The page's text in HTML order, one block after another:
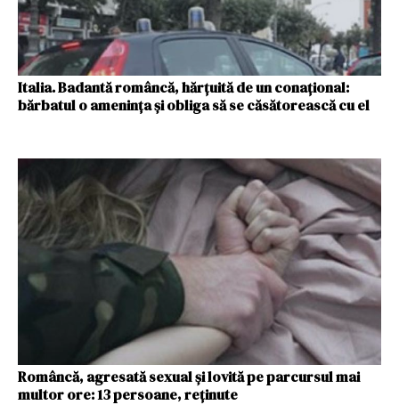
Italia. Badantă româncă, hărțuită de un conațional:
bărbatul o amenința și obliga să se căsătorească cu el
Româncă, agresată sexual și lovită pe parcursul mai
multor ore: 13 persoane, reținute